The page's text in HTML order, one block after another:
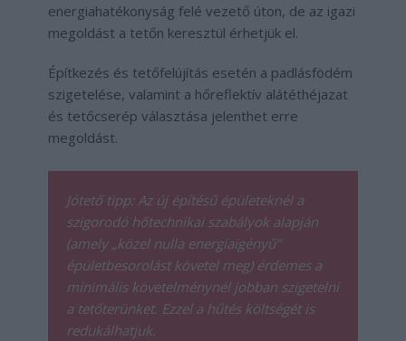
energiahatékonyság felé vezető úton, de az igazi
megoldást a tetőn keresztül érhetjük el.
Építkezés és tetőfelújítás esetén a padlásfödém
szigetelése, valamint a hőreflektív alátéthéjazat
és tetőcserép választása jelenthet erre
megoldást.
Jótető tipp: Az új építésű épületeknél a
szigorodó hőtechnikai szabályok alapján
(amely „közel nulla energiaigényű”
épületbesorolást követel meg) érdemes a
minimális követelménynél jobban szigetelni
a tetőterünket. Ezzel a hűtés költségét is
redukálhatjuk.